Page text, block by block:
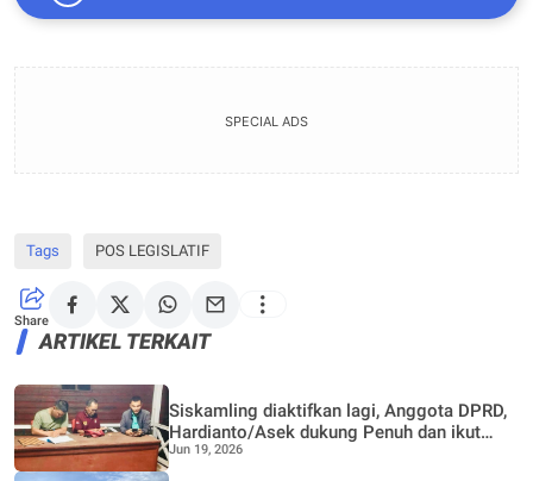
SPECIAL ADS
Tags POS LEGISLATIF
Share
ARTIKEL TERKAIT
Siskamling diaktifkan lagi, Anggota DPRD,
Hardianto/Asek dukung Penuh dan ikut
meRonda bersama warga
Jun 19, 2026